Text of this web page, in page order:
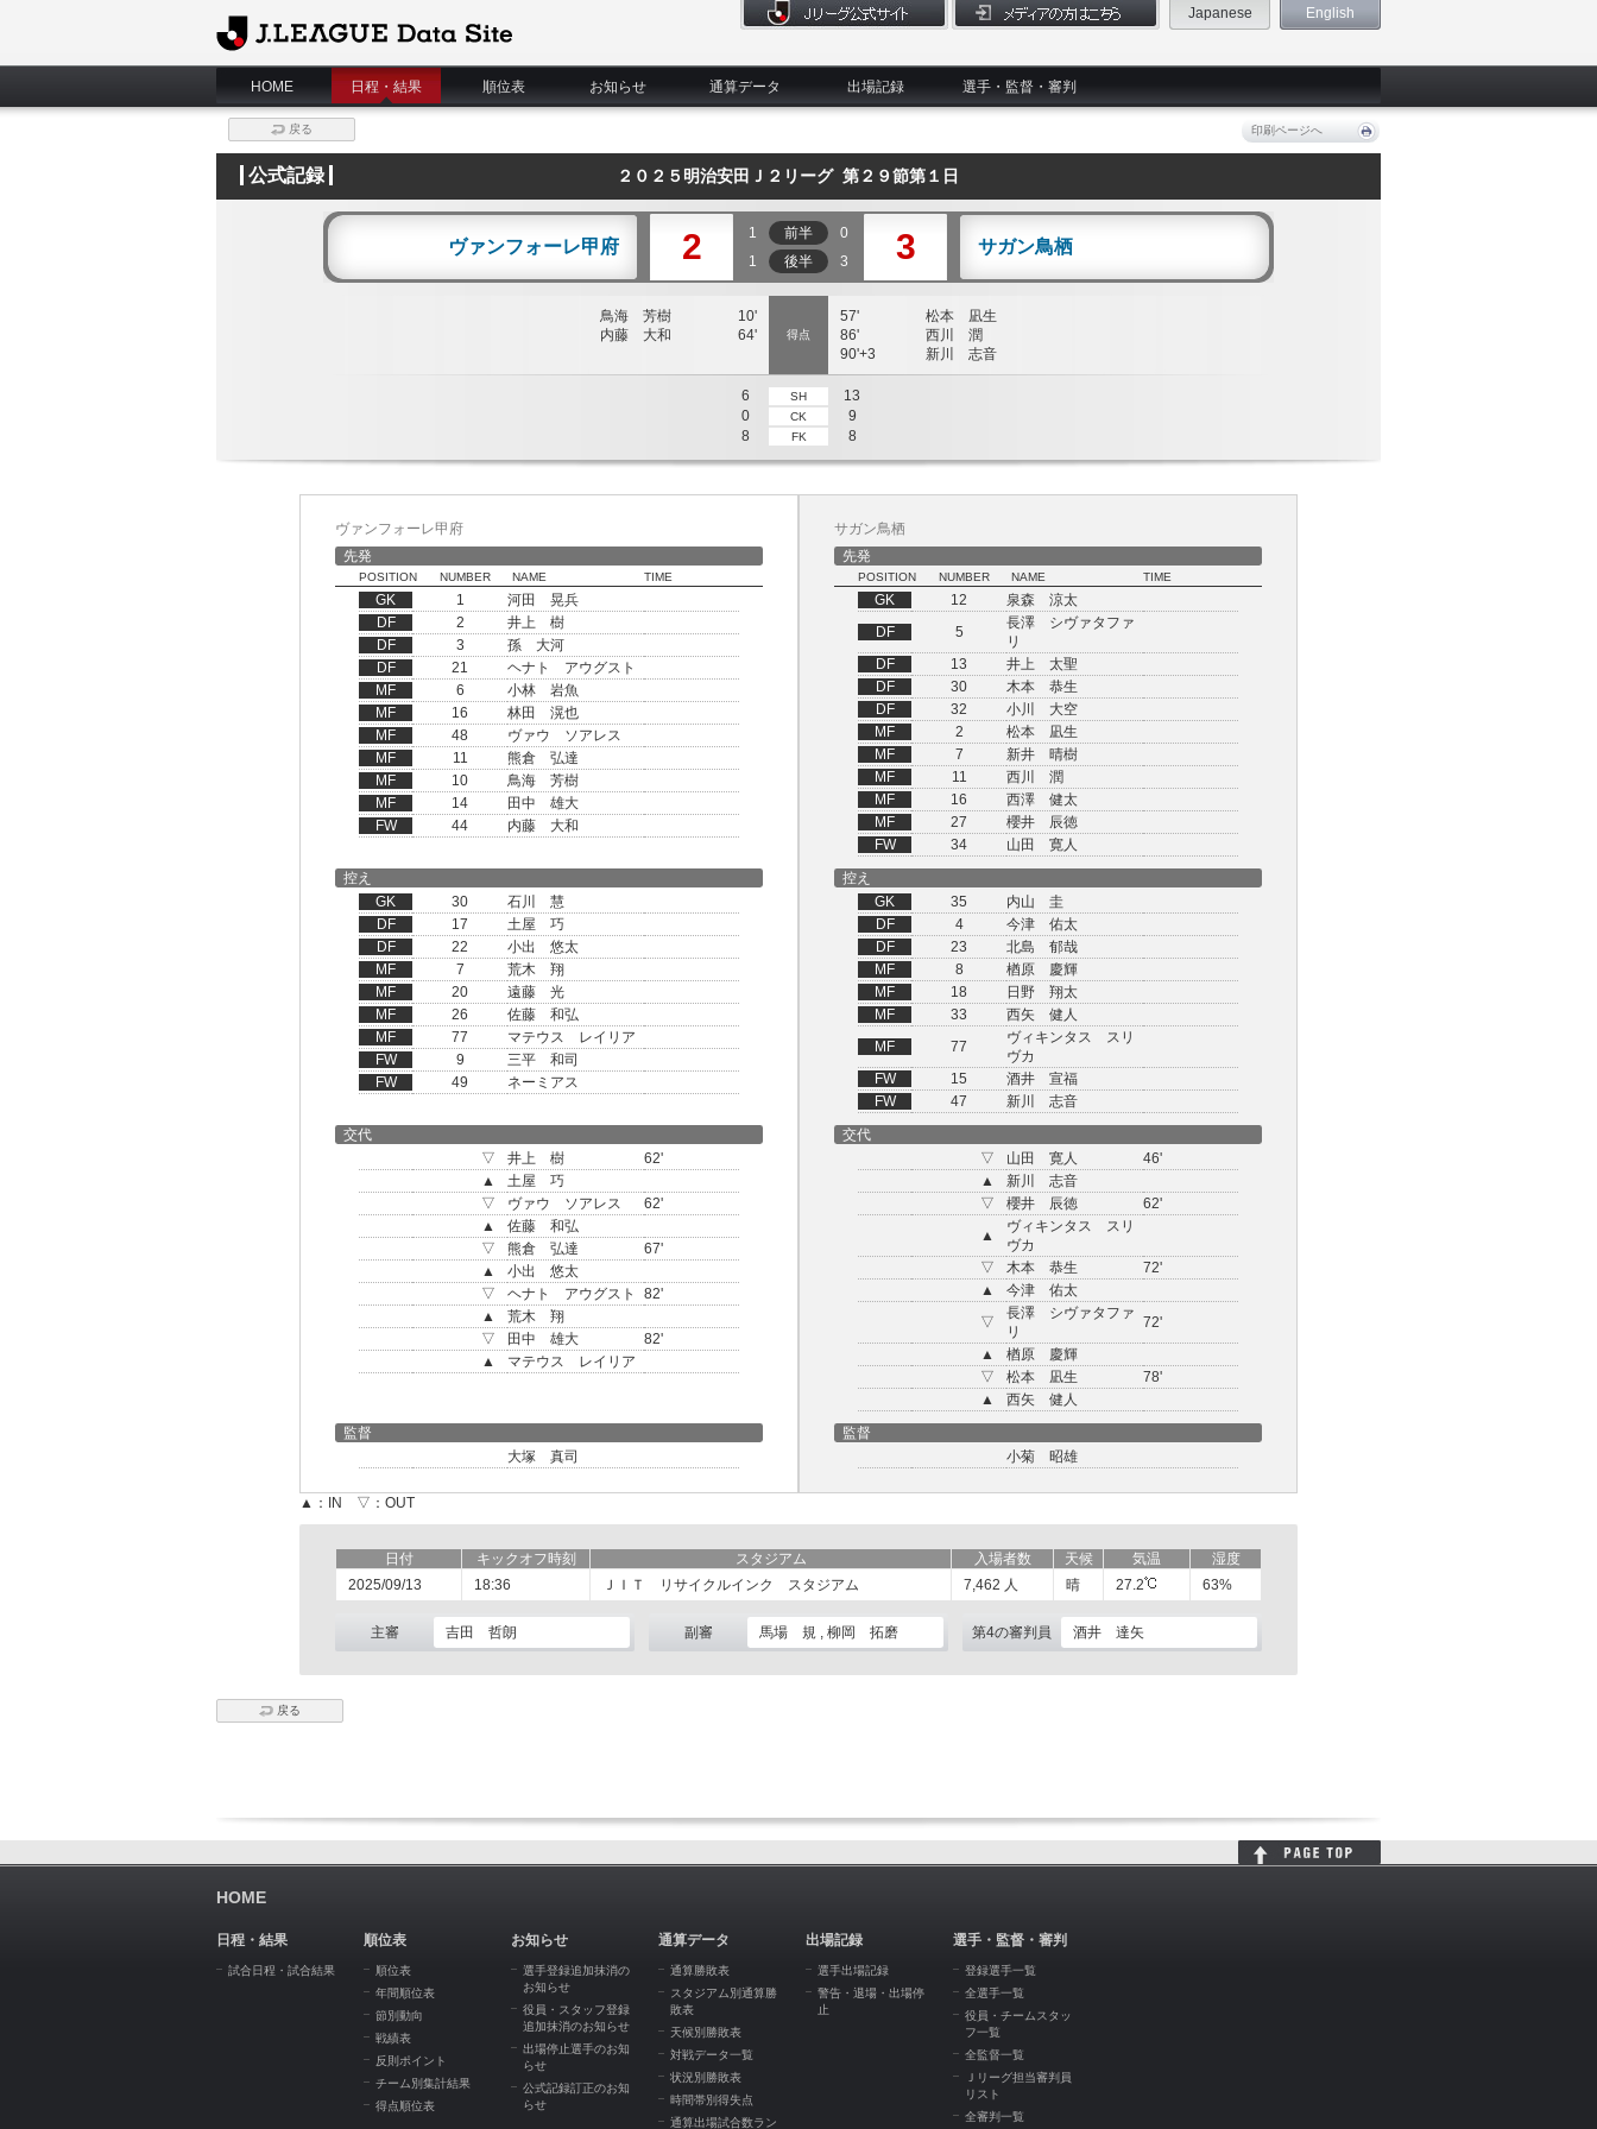
J.League Data Site
Japanese English
HOME 日程・結果 順位表 お知らせ 通算データ 出場記録 選手・監督・審判
戻る 印刷ページへ
公式記録 ２０２５明治安田Ｊ２リーグ 第２９節第１日
ヴァンフォーレ甲府 2 1 前半
0
1
後半 3 3 サガン鳥栖
鳥海 芳樹
10'
内藤 大和
64' 得点
57'
松本 凪生
86'
西川 潤
90'+3
新川 志音
6 SH
13
0
CK
9
8
FK 8
ヴァンフォーレ甲府
先発
POSITION NUMBER NAME TIME
GK 1
河田 晃兵
DF
2
井上 樹
DF
3
孫 大河
DF
21
ヘナト アウグスト
MF
6
小林 岩魚
MF
16
林田 滉也
MF
48
ヴァウ ソアレス
MF
11
熊倉 弘達
MF
10
鳥海 芳樹
MF
14
田中 雄大
FW
44 内藤 大和
サガン鳥栖
先発
POSITION NUMBER NAME TIME
GK 12
泉森 涼太
DF
5
長澤 シヴァタファ
リ
DF
13
井上 太聖
DF
30
木本 恭生
DF
32
小川 大空
MF
2
松本 凪生
MF
7
新井 晴樹
MF
11
西川 潤
MF
16
西澤 健太
MF
27
櫻井 辰徳
FW
34
山田 寛人
控え
GK
30
石川 慧
DF
17
土屋 巧
DF
22
小出 悠太
MF
7
荒木 翔
MF
20
遠藤 光
MF
26
佐藤 和弘
MF
77
マテウス レイリア
FW
9
三平 和司
FW
49 ネーミアス
控え
GK
35
内山 圭
DF
4
今津 佑太
DF
23
北島 郁哉
MF
8
楢原 慶輝
MF
18
日野 翔太
MF
33
西矢 健人
MF
77
ヴィキンタス スリ
ヴカ
FW
15
酒井 宣福
FW
47
新川 志音
交代
▽
井上 樹
62'
▲
土屋 巧
▽
ヴァウ ソアレス
62'
▲
佐藤 和弘
▽
熊倉 弘達
67'
▲
小出 悠太
▽
ヘナト アウグスト
82'
▲
荒木 翔
▽
田中 雄大
82'
▲
マテウス レイリア
交代
▽
山田 寛人
46'
▲
新川 志音
▽
櫻井 辰徳
62'
▲
ヴィキンタス スリ
ヴカ
▽
木本 恭生
72'
▲
今津 佑太
▽
長澤 シヴァタファ
リ
72'
▲
楢原 慶輝
▽
松本 凪生
78'
▲
西矢 健人
監督
大塚 真司
監督
小菊 昭雄
▲：IN ▽：OUT
日付 キックオフ時刻 スタジアム 入場者数 天候 気温
湿度
2025/09/13
18:36 ＪＩＴ リサイクルインク スタジアム 7,462 人 晴 27.2 63%
主審 吉田 哲朗 副審 馬場 規 , 柳岡 拓磨 第4の審判員 酒井 達矢
戻る
HOME
日程・結果
試合日程・試合結果
順位表
順位表
年間順位表
節別動向
戦績表
反則ポイント
チーム別集計結果
得点順位表
お知らせ
選手登録追加抹消の
お知らせ
役員・スタッフ登録
追加抹消のお知らせ
出場停止選手のお知
らせ
公式記録訂正のお知
らせ
通算データ
通算勝敗表
スタジアム別通算勝
敗表
天候別勝敗表
対戦データ一覧
状況別勝敗表
時間帯別得失点
通算出場試合数ラン
出場記録
選手出場記録
警告・退場・出場停
止
選手・監督・審判
登録選手一覧
全選手一覧
役員・チームスタッ
フ一覧
全監督一覧
Ｊリーグ担当審判員
リスト
全審判一覧